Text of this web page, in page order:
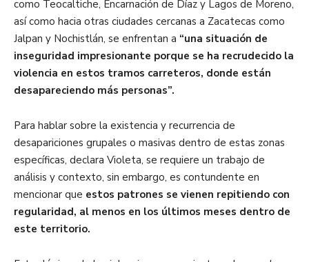
como Teocaltiche, Encarnación de Díaz y Lagos de Moreno,
así como hacia otras ciudades cercanas a Zacatecas como
Jalpan y Nochistlán, se enfrentan a “una situación de
inseguridad impresionante porque se ha recrudecido la
violencia en estos tramos carreteros, donde están
desapareciendo más personas”.
Para hablar sobre la existencia y recurrencia de
desapariciones grupales o masivas dentro de estas zonas
específicas, declara Violeta, se requiere un trabajo de
análisis y contexto, sin embargo, es contundente en
mencionar que estos patrones se vienen repitiendo con
regularidad, al menos en los últimos meses dentro de
este territorio.